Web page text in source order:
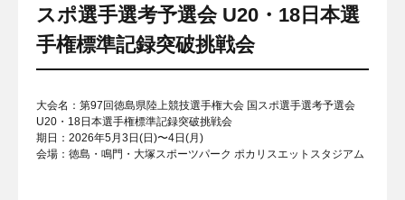
スポ選手選考予選会 U20・18日本選
手権標準記録突破挑戦会
大会名：第97回徳島県陸上競技選手権大会 国スポ選手選考予選会
U20・18日本選手権標準記録突破挑戦会
期日：2026年5月3日(日)〜4日(月)
会場：徳島・鳴門・大塚スポーツパーク ポカリスエットスタジアム